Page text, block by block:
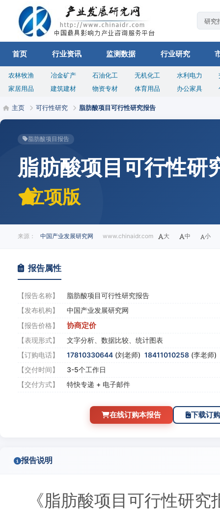
首页 行业资讯 监测数据 行业研究
农林牧渔 冶金矿产 石油化工 无机化工 水利电力
家居用品
建筑建材 物资专材 体育用品 办公家具
主页 可行性研究 脂肪酸项目可行性研究报告
脂肪酸项目报告
脂肪酸项目可行性研
立项版
来源： 中国产业发展研究网 www.chinaidr.com 大 中 小
报告属性
【报告名称】
脂肪酸项目可行性研究报告
【发布机构】
中国产业发展研究网
【报告价格】
协商定价
【表现形式】
文字分析、数据比较、统计图表
【订购电话】
17810330644 (刘老师) 18411010258 (李老师)
【交付时间】
3-5个工作日
【交付方式】
特快专递 + 电子邮件
在线订购本报告 下载订
报告说明
《脂肪酸项目可行性研